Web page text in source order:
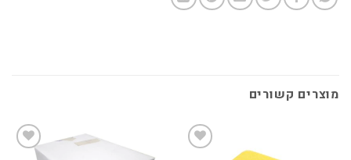
מוצרים קשורים